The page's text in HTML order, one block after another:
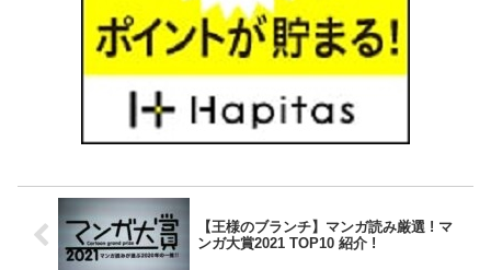
【王様のブランチ】マンガ読み厳選 ! マ
ンガ大賞2021 TOP10 紹介 !